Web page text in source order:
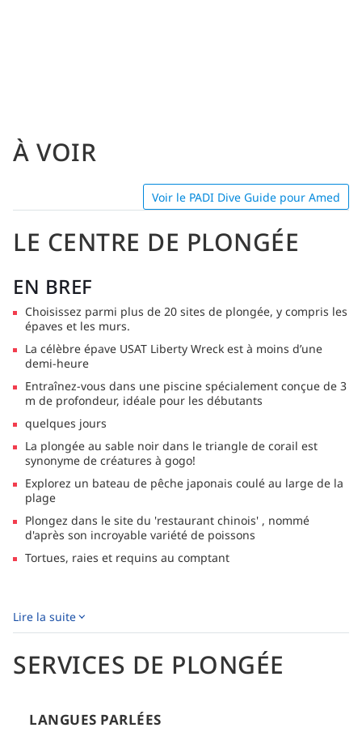
À VOIR
Voir le PADI Dive Guide pour Amed
LE CENTRE DE PLONGÉE
EN BREF
Choisissez parmi plus de 20 sites de plongée, y compris les
épaves et les murs.
La célèbre épave USAT Liberty Wreck est à moins d’une
demi-heure
Entraînez-vous dans une piscine spécialement conçue de 3
m de profondeur, idéale pour les débutants
quelques jours
La plongée au sable noir dans le triangle de corail est
synonyme de créatures à gogo!
Explorez un bateau de pêche japonais coulé au large de la
plage
Plongez dans le site du 'restaurant chinois' , nommé
d'après son incroyable variété de poissons
Tortues, raies et requins au comptant
DESCRIPTION
Bali Reef Diversest un centre de plongée PADI 5 étoiles,
connus et les plus confidentiels de Bali.
discipline grâce à l'un de leurs cours de spécialité. Des
instructeurs qualifiés et expérimentés enseignent en anglais,
Lire la suite
SERVICES DE PLONGÉE
LANGUES PARLÉES